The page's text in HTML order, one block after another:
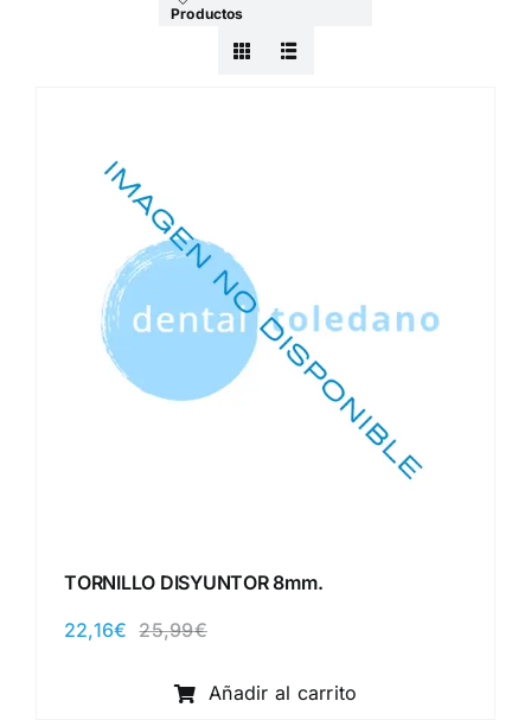
Productos
TORNILLO DISYUNTOR 8mm.
25,99€El
original
era:
22,16€
El
actual
es:
Añadir al carrito